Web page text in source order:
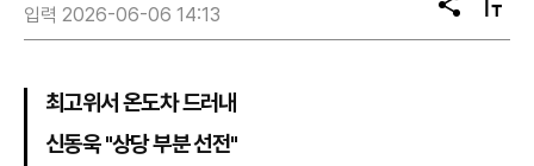
입력 2026-06-06 14:13
공
유
텍
스
최고위서 온도차 드러내
신동욱 "상당 부분 선전"